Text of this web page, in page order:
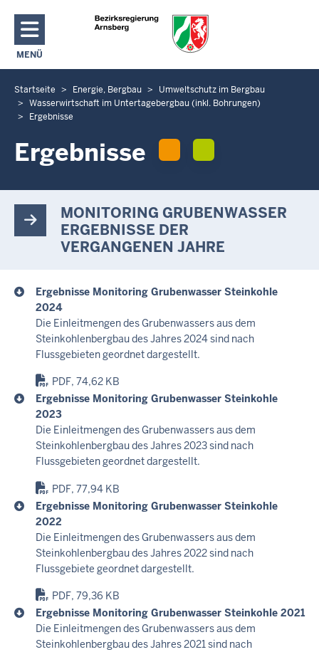
Direkt zum Inhalt
MENÜ
NAVIGATION AKTIVIEREN/DEAKTIVIEREN: HAUPTMENÜ
S
b
e
d
s
e
Startseite Energie, Bergbau
Umweltschutz im Bergbau
Wasserwirtschaft im Untertagebergbau (inkl. Bohrungen)
Ergebnisse
Ergebnisse
MONITORING GRUBENWASSER
ERGEBNISSE DER
VERGANGENEN JAHRE
Ergebnisse Monitoring Grubenwasser Steinkohle
2024
Die Einleitmengen des Grubenwassers aus dem
Steinkohlenbergbau des Jahres 2024 sind nach
Flussgebieten geordnet dargestellt.
PDF, 74,62 KB
Ergebnisse Monitoring Grubenwasser Steinkohle
2023
Die Einleitmengen des Grubenwassers aus dem
Steinkohlenbergbau des Jahres 2023 sind nach
Flussgebieten geordnet dargestellt.
PDF, 77,94 KB
Ergebnisse Monitoring Grubenwasser Steinkohle
2022
Die Einleitmengen des Grubenwassers aus dem
Steinkohlenbergbau des Jahres 2022 sind nach
Flussgebiete geordnet dargestellt.
PDF, 79,36 KB
Ergebnisse Monitoring Grubenwasser Steinkohle 2021
Die Einleitmengen des Grubenwassers aus dem
Steinkohlenbergbau des Jahres 2021 sind nach